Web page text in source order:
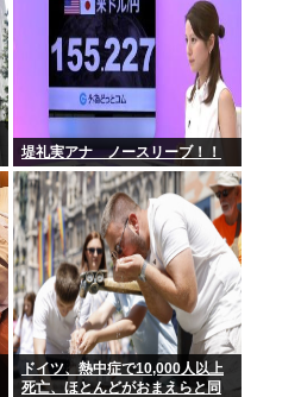
堤礼実アナ ノースリーブ！！
ドイツ、熱中症で10,000人以上
死亡、ほとんどがおまえらと同